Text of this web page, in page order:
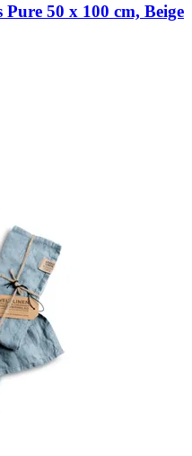
50 x 100 cm, Beige